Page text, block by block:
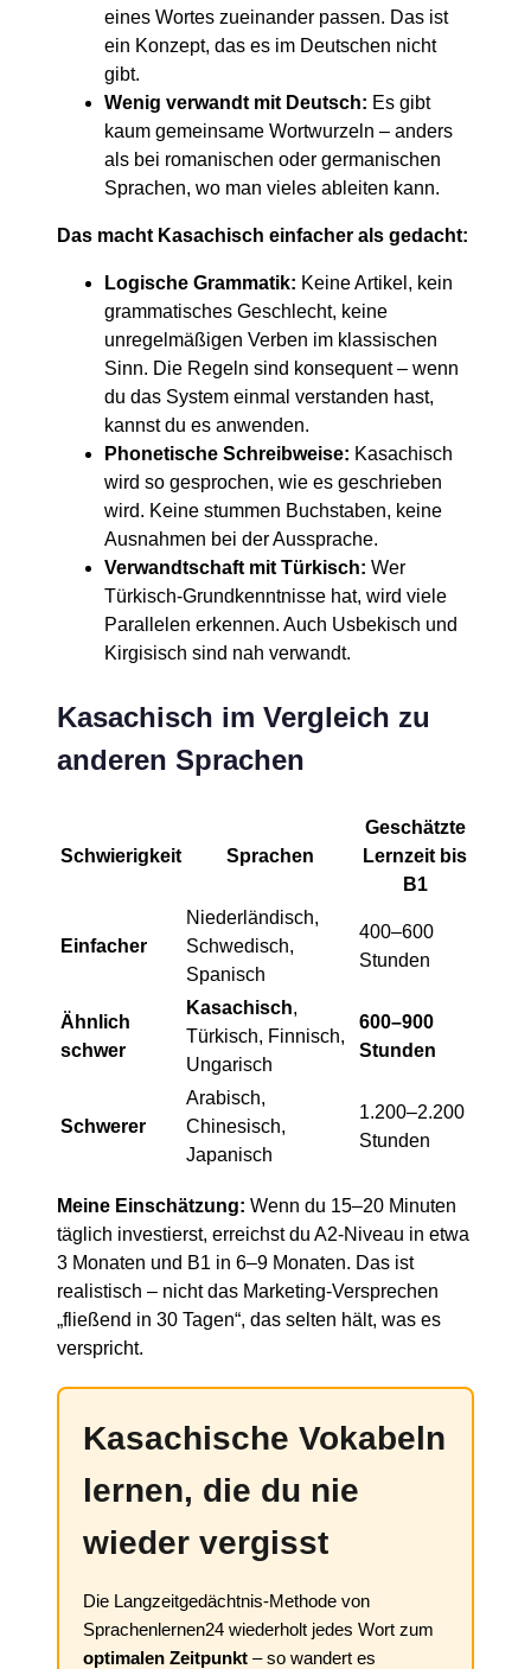
eines Wortes zueinander passen. Das ist
ein Konzept, das es im Deutschen nicht
gibt.
Wenig verwandt mit Deutsch: Es gibt
kaum gemeinsame Wortwurzeln – anders
als bei romanischen oder germanischen
Sprachen, wo man vieles ableiten kann.
Das macht Kasachisch einfacher als gedacht:
Logische Grammatik: Keine Artikel, kein
grammatisches Geschlecht, keine
unregelmäßigen Verben im klassischen
Sinn. Die Regeln sind konsequent – wenn
du das System einmal verstanden hast,
kannst du es anwenden.
Phonetische Schreibweise: Kasachisch
wird so gesprochen, wie es geschrieben
wird. Keine stummen Buchstaben, keine
Ausnahmen bei der Aussprache.
Verwandtschaft mit Türkisch: Wer
Türkisch-Grundkenntnisse hat, wird viele
Parallelen erkennen. Auch Usbekisch und
Kirgisisch sind nah verwandt.
Kasachisch im Vergleich zu
anderen Sprachen
Schwierigkeit Sprachen
Geschätzte
Lernzeit bis
B1
Einfacher
Niederländisch,
Schwedisch,
Spanisch
400–600
Stunden
Ähnlich
schwer
Kasachisch,
Türkisch, Finnisch,
Ungarisch
600–900
Stunden
Schwerer
Arabisch,
Chinesisch,
Japanisch
1.200–2.200
Stunden
Meine Einschätzung: Wenn du 15–20 Minuten
täglich investierst, erreichst du A2-Niveau in etwa
3 Monaten und B1 in 6–9 Monaten. Das ist
realistisch – nicht das Marketing-Versprechen
„fließend in 30 Tagen“, das selten hält, was es
verspricht.
Kasachische Vokabeln
lernen, die du nie
wieder vergisst
Die Langzeitgedächtnis-Methode von
Sprachenlernen24 wiederholt jedes Wort zum
optimalen Zeitpunkt – so wandert es